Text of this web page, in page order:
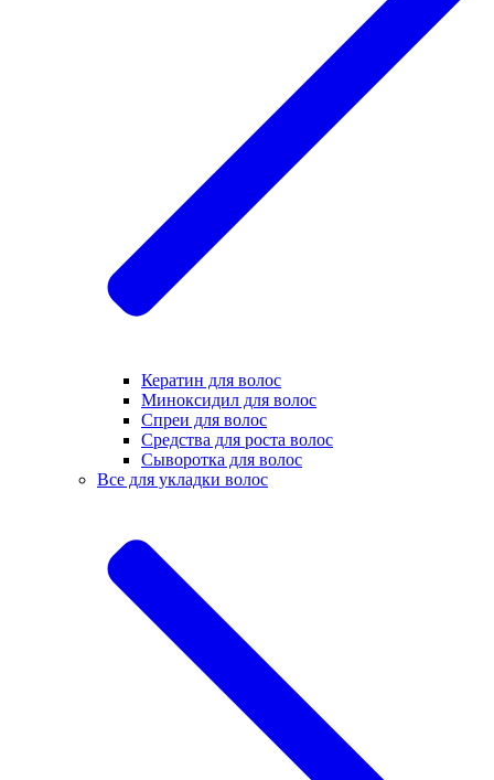
Кератин для волос
Миноксидил для волос
Спреи для волос
Средства для роста волос
Сыворотка для волос
Все для укладки волос